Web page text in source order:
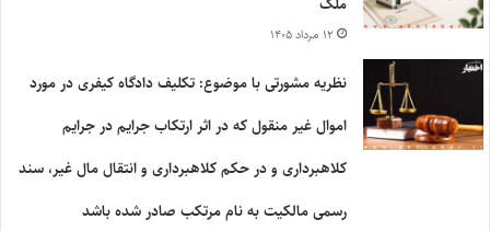
۱۲ مرداد ۱۴۰۵
نظریه مشورتی با موضوع: تکلیف دادگاه کیفری در مورد
اموال غیر منقول که در اثر ارتکاب جرایم در جرایم
کلاهبرداری و در حکم کلاهبرداری و انتقال مال غیر، سند
رسمی مالکیت به نام مرتکب صادر شده باشد